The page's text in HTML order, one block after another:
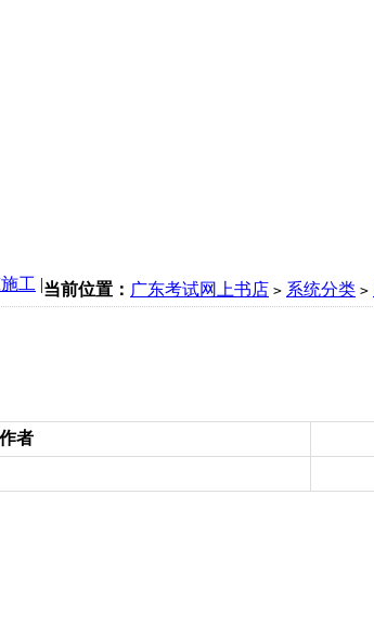
工 |当前位置： 广东考试网上书店 > 系统分类 >
作者